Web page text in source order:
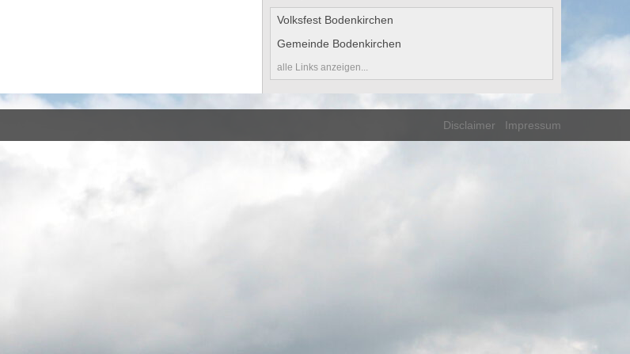
Volksfest Bodenkirchen
Gemeinde Bodenkirchen
alle Links anzeigen...
Disclaimer Impressum